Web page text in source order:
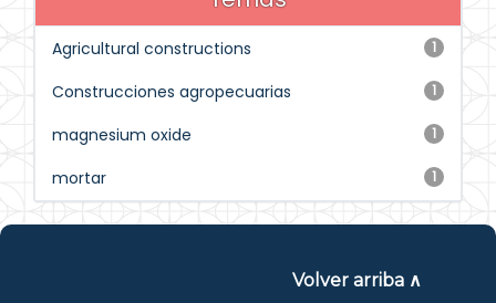
1
Agricultural constructions
1
Construcciones agropecuarias
1
magnesium oxide
1
mortar
Volver arriba ∧